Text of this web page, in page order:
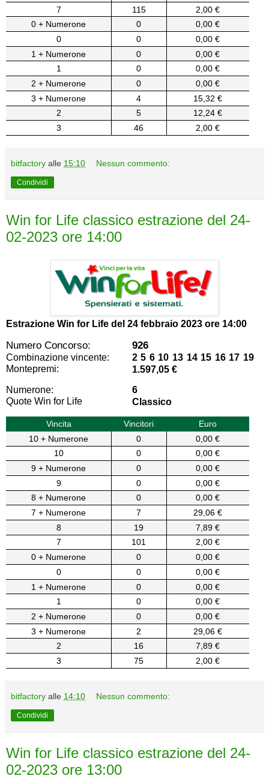
7
115
2,00 €
0 + Numerone
0
0,00 €
0
0
0,00 €
1 + Numerone
0
0,00 €
1
0
0,00 €
2 + Numerone
0
0,00 €
3 + Numerone
4
15,32 €
2
5
12,24 €
3
46 2,00 €
bitfactory alle 15:10 Nessun commento:
Condividi
Win for Life classico estrazione del 24-
02-2023 ore 14:00
Estrazione Win for Life del 24 febbraio 2023 ore 14:00
Numero Concorso: 926
Combinazione vincente:
2 5 6 10 13 14 15 16 17 19
Montepremi:
1.597,05 €
Numerone:
6
Quote Win for Life
Classico
Vincita Vincitori
Euro
10 + Numerone
0
0,00 €
10
0
0,00 €
9 + Numerone
0
0,00 €
9
0
0,00 €
8 + Numerone
0
0,00 €
7 + Numerone
7
29,06 €
8
19
7,89 €
7
101
2,00 €
0 + Numerone
0
0,00 €
0
0
0,00 €
1 + Numerone
0
0,00 €
1
0
0,00 €
2 + Numerone
0
0,00 €
3 + Numerone
2
29,06 €
2
16
7,89 €
3
75 2,00 €
bitfactory alle 14:10 Nessun commento:
Condividi
Win for Life classico estrazione del 24-
02-2023 ore 13:00